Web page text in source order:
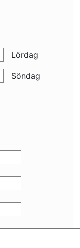
Lördag
Söndag